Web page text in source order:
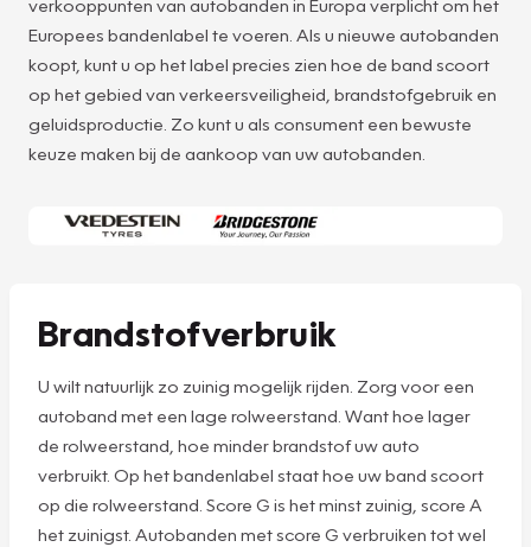
verkooppunten van autobanden in Europa verplicht om het
Europees bandenlabel te voeren. Als u nieuwe autobanden
koopt, kunt u op het label precies zien hoe de band scoort
op het gebied van verkeersveiligheid, brandstofgebruik en
geluidsproductie. Zo kunt u als consument een bewuste
keuze maken bij de aankoop van uw autobanden.
Brandstofverbruik
U wilt natuurlijk zo zuinig mogelijk rijden. Zorg voor een
autoband met een lage rolweerstand. Want hoe lager
de rolweerstand, hoe minder brandstof uw auto
verbruikt. Op het bandenlabel staat hoe uw band scoort
op die rolweerstand. Score G is het minst zuinig, score A
het zuinigst. Autobanden met score G verbruiken tot wel